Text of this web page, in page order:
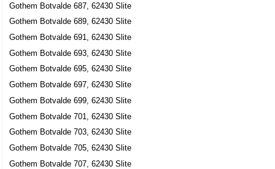
Gothem Botvalde 687, 62430 Slite
Gothem Botvalde 689, 62430 Slite
Gothem Botvalde 691, 62430 Slite
Gothem Botvalde 693, 62430 Slite
Gothem Botvalde 695, 62430 Slite
Gothem Botvalde 697, 62430 Slite
Gothem Botvalde 699, 62430 Slite
Gothem Botvalde 701, 62430 Slite
Gothem Botvalde 703, 62430 Slite
Gothem Botvalde 705, 62430 Slite
Gothem Botvalde 707, 62430 Slite